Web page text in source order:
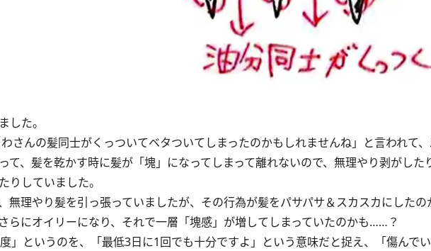
した。
さんの髪同士がくっついてベタついてしまったのかもしれませんね」と言われて
て、髪を乾かす時に髪が「塊」になってしまって離れないので、無理やり剥がした
りしていました。
無理やり髪を引っ張っていましたが、その行為が髪をパサパサ＆スカスカにしたの
らにオイリーになり、それで一層「塊感」が増してしまっていたのかも……？
」というのを、「最低3日に1回でも十分ですよ」という意味だと捉え、「傷んで